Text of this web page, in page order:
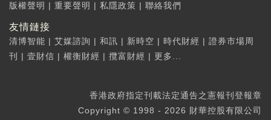
版權聲明 | 重要聲明 | 私隱政策 | 聯絡我們
友情鏈接
清博智能 | 艾媒諮詢 | 和訊 | 新時空 | 時代財經 | 證券市場周
刊
| 壹財信 | 權衡財經 | 攬富財經 | 更多...
香港政府指定刊載法定通告之憲報刊登報章
Copyright © 1998 - 2026 財華控股有限公司